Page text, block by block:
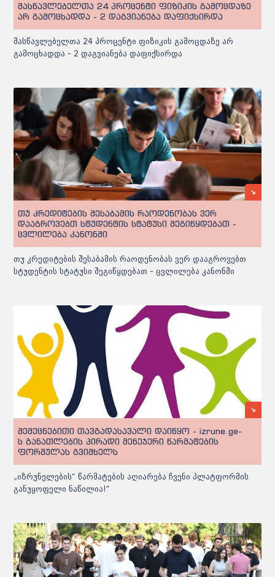
მასწავლებელთა 24 პროცენტი ფიზიკის გამოცდაზე
არ გამოცხადდა - 2 დაგვიანება დაფიქსირდა
მასწავლებელთა 24 პროცენტი ფიზიკის გამოცდაზე არ
გამოცხადდა - 2 დაგვიანება დაფიქსირდა
თუ კრედიტების შესაბამის რაოდენობას ვერ
დააგროვებთ სტუდენტის სტატუსი შეგიწყდებათ -
ცვლილება კანონში
თუ კრედიტების შესაბამის რაოდენობას ვერ დააგროვებთ
სტუდენტის სტატუსი შეგიწყდებათ - ცვლილება კანონში
შემეცნებითი თავგადასავალი დაიწყო - izrune.ge-
ს განათლების პირადი მენეჯერი წარმატების
ფორმულას გვიმხელს
„იზრუნელების“ წარმატების აღიარება ჩვენი პლატფორმის
განუყოფელი ნაწილია!“